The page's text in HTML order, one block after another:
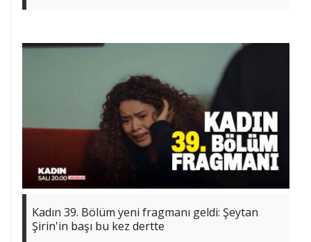
Kadın 39. Bölüm yeni fragmanı geldi: Şeytan
Şirin'in başı bu kez dertte